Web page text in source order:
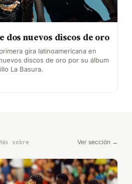
nuevos discos de oro
gira latinoamericana en
discos de oro por su álbum
La Basura.
sobre Ver sección →